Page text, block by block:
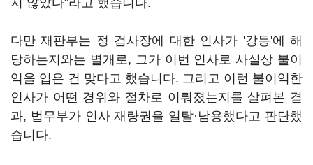
지 않았다"라고 했습니다.
다만 재판부는 정 검사장에 대한 인사가 '강등'에 해
당하는지와는 별개로, 그가 이번 인사로 사실상 불이
익을 입은 건 맞다고 했습니다. 그리고 이런 불이익한
인사가 어떤 경위와 절차로 이뤄졌는지를 살펴본 결
과, 법무부가 인사 재량권을 일탈·남용했다고 판단했
습니다.